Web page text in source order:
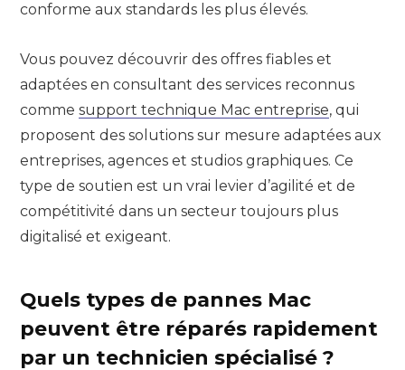
conforme aux standards les plus élevés.
Vous pouvez découvrir des offres fiables et
adaptées en consultant des services reconnus
comme support technique Mac entreprise, qui
proposent des solutions sur mesure adaptées aux
entreprises, agences et studios graphiques. Ce
type de soutien est un vrai levier d’agilité et de
compétitivité dans un secteur toujours plus
digitalisé et exigeant.
Quels types de pannes Mac
peuvent être réparés rapidement
par un technicien spécialisé ?